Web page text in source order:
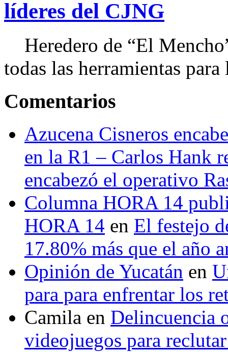
líderes del CJNG
Heredero de “El
todas las herramientas
Comentarios
Azucena Cisneros
en la R1 – Carlos Hank
encabezó el operativo
Columna HORA 14
HORA 14 en El festejo
17.80% más que el año
Opinión de Yucatán en
para para enfrentar los
Camila en Delincuencia
videojuegos para